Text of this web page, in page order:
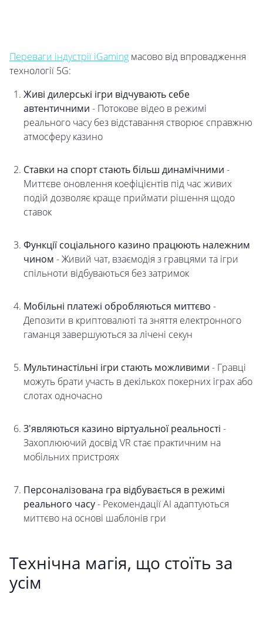
Переваги індустрії iGaming масово від впровадження
технології 5G:
Живі дилерські ігри відчувають себе
автентичними - Потокове відео в режимі
реального часу без відставання створює справжню
атмосферу казино
Ставки на спорт стають більш динамічними -
Миттєве оновлення коефіцієнтів під час живих
подій дозволяє краще приймати рішення щодо
ставок
Функції соціального казино працюють належним
чином - Живий чат, взаємодія з гравцями та ігри
спільноти відбуваються без затримок
Мобільні платежі обробляються миттєво -
Депозити в криптовалюті та зняття електронного
гаманця завершуються за лічені секун
Мультинастільні ігри стають можливими - Гравці
можуть брати участь в декількох покерних іграх або
слотах одночасно
З'являються казино віртуальної реальності -
Захоплюючий досвід VR стає практичним на
мобільних пристроях
Персоналізована гра відбувається в режимі
реального часу- Рекомендації AI адаптуються
миттєво на основі шаблонів гри
Технічна магія, що стоїть за
усім